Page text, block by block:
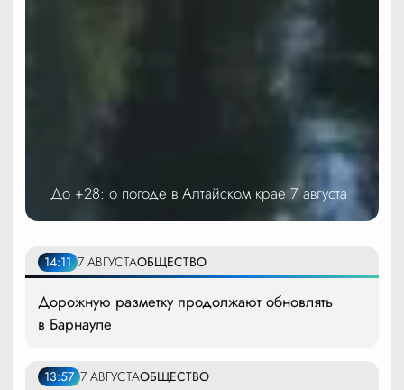
До +28: о погоде в Алтайском крае 7 августа
14:11 7 АВГУСТАОБЩЕСТВО
Дорожную разметку продолжают обновлять
в Барнауле
13:57 7 АВГУСТАОБЩЕСТВО